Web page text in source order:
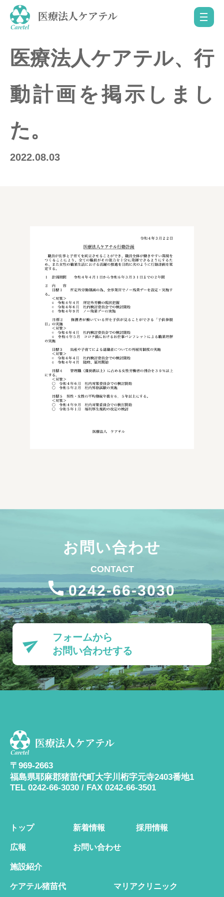
医療法人ケアテル
医療法人ケアテル、行
動計画を掲示しまし
た。
2022.08.03
お問い合わせ
CONTACT
0242-66-3030
フォームから
お問い合わせする
医療法人ケアテル
〒969-2663
福島県耶麻郡猪苗代町大字川桁字元寺2403番地1
TEL 0242-66-3030 / FAX 0242-66-3501
トップ 新着情報 採用情報
広報 お問い合わせ
施設紹介
ケアテル猪苗代 マリアクリニック